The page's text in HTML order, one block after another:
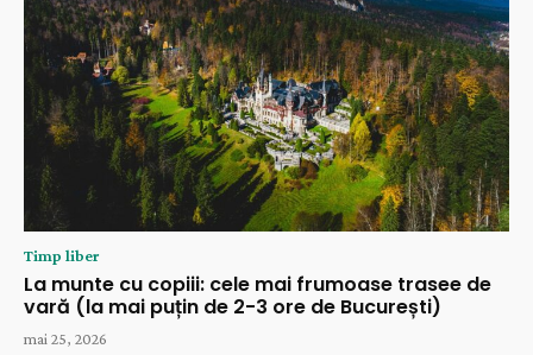
Timp liber
La munte cu copiii: cele mai frumoase trasee de
vară (la mai puțin de 2-3 ore de București)
mai 25, 2026